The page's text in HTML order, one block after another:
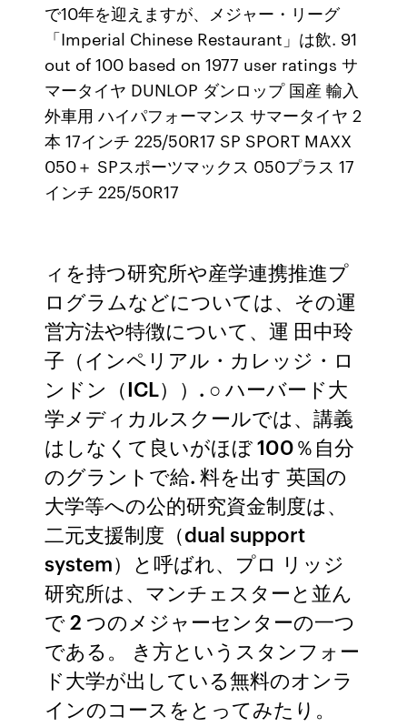
で10年を迎えますが、メジャー・リーグ
「Imperial Chinese Restaurant」は飲. 91
out of 100 based on 1977 user ratings サ
マータイヤ DUNLOP ダンロップ 国産 輸入
外車用 ハイパフォーマンス サマータイヤ 2
本 17インチ 225/50R17 SP SPORT MAXX
050＋ SPスポーツマックス 050プラス 17
インチ 225/50R17
ィを持つ研究所や産学連携推進プ
ログラムなどについては、その運
営方法や特徴について、運 田中玲
子（インペリアル・カレッジ・ロ
ンドン（ICL））. ○ ハーバード大
学メディカルスクールでは、講義
はしなくて良いがほぼ 100％自分
のグラントで給. 料を出す 英国の
大学等への公的研究資金制度は、
二元支援制度（dual support
system）と呼ばれ、プロ リッジ
研究所は、マンチェスターと並ん
で 2 つのメジャーセンターの一つ
である。 き方というスタンフォー
ド大学が出している無料のオンラ
インのコースをとってみたり。